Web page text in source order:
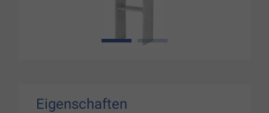
1 2
Eigenschaften